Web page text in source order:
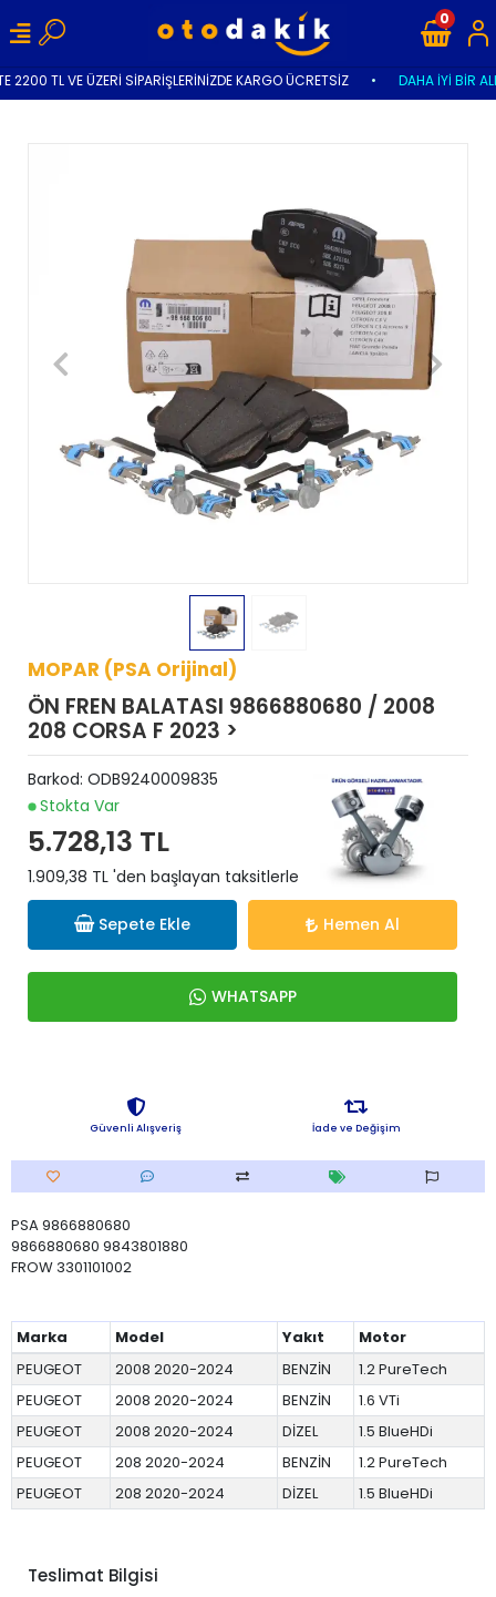
2200 TL VE ÜZERİ SİPARİŞLERİNİZDE KARGO ÜCRETSİZ DAHA İYİ BİR
0
MOPAR (PSA Orijinal)
ÖN FREN BALATASI 9866880680 / 2008
208 CORSA F 2023 >
Barkod: ODB9240009835
Stokta Var
5.728,13 TL
1.909,38 TL 'den başlayan taksitlerle
Sepete Ekle Hemen Al
WHATSAPP
Güvenli Alışveriş İade ve Değişim
PSA 9866880680
9866880680 9843801880
FROW 3301101002
Marka Model Yakıt
Motor
PEUGEOT
2008 2020-2024 BENZİN
1.2 PureTech
PEUGEOT
2008 2020-2024 BENZİN
1.6 VTi
PEUGEOT
2008 2020-2024 DİZEL
1.5 BlueHDi
PEUGEOT
208 2020-2024 BENZİN
1.2 PureTech
PEUGEOT
208 2020-2024 DİZEL 1.5 BlueHDi
Teslimat Bilgisi